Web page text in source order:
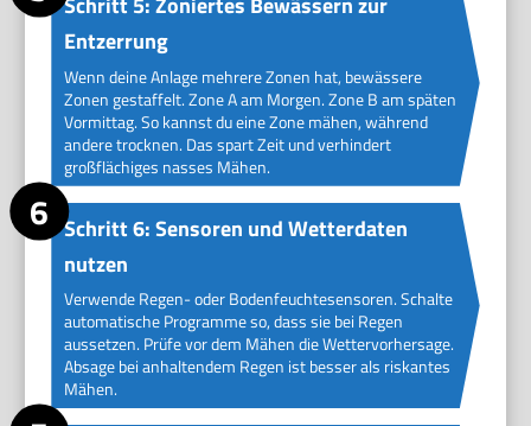
Entzerrung
Wenn deine Anlage mehrere Zonen hat, bewässere
Zonen gestaffelt. Zone A am Morgen. Zone B am späten
Vormittag. So kannst du eine Zone mähen, während
andere trocknen. Das spart Zeit und verhindert
großflächiges nasses Mähen.
Schritt 6: Sensoren und Wetterdaten
nutzen
Verwende Regen- oder Bodenfeuchtesensoren. Schalte
automatische Programme so, dass sie bei Regen
aussetzen. Prüfe vor dem Mähen die Wettervorhersage.
Absage bei anhaltendem Regen ist besser als riskantes
Mähen.